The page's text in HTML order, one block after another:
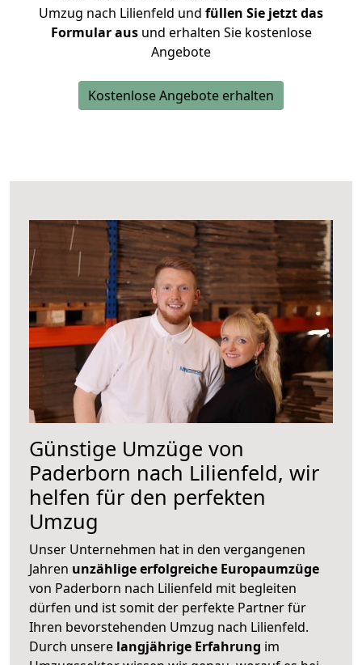
Umzug nach Lilienfeld und füllen Sie jetzt das
Formular ausund erhalten Sie kostenlose
Angebote
Kostenlose Angebote erhalten
Günstige Umzüge von
Paderborn nach Lilienfeld, wir
helfen für den perfekten
Umzug
Unser Unternehmen hat in den vergangenen
Jahren unzählige erfolgreiche Europaumzüge
von Paderborn nach Lilienfeld mit begleiten
dürfen und ist somit der perfekte Partner für
Ihren bevorstehenden Umzug nach Lilienfeld.
Durch unsere langjährige Erfahrung im